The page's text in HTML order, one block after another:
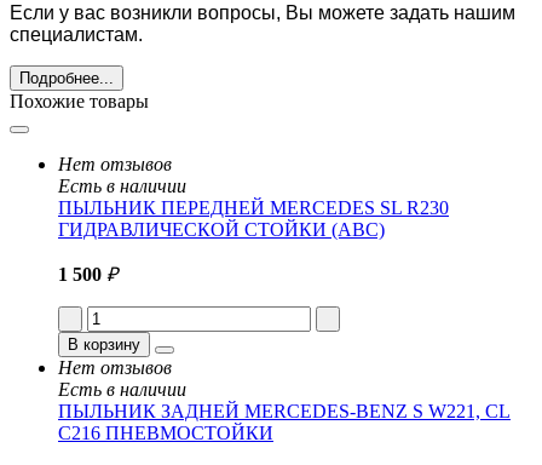
Если у вас возникли вопросы, Вы можете задать нашим
специалистам.
Подробнее...
Похожие товары
Нет отзывов
Есть в наличии
ПЫЛЬНИК ПЕРЕДНЕЙ MERCEDES SL R230
ГИДРАВЛИЧЕСКОЙ СТОЙКИ (ABC)
1 500 ₽
В корзину
Нет отзывов
Есть в наличии
ПЫЛЬНИК ЗАДНЕЙ MERCEDES-BENZ S W221, CL
C216 ПНЕВМОСТОЙКИ